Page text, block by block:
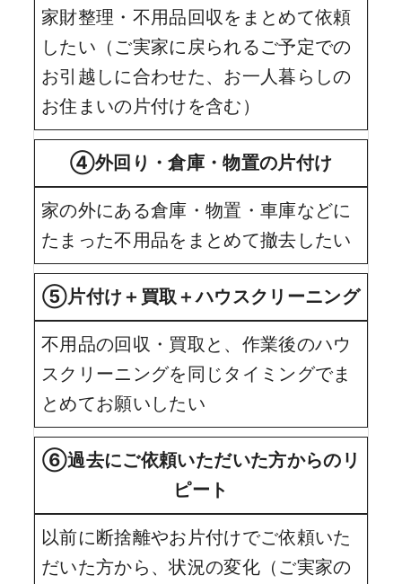
家財整理・不用品回収をまとめて依頼
したい（ご実家に戻られるご予定での
お引越しに合わせた、お一人暮らしの
お住まいの片付けを含む）
④外回り・倉庫・物置の片付け
家の外にある倉庫・物置・車庫などに
たまった不用品をまとめて撤去したい
⑤片付け＋買取＋ハウスクリーニング
不用品の回収・買取と、作業後のハウ
スクリーニングを同じタイミングでま
とめてお願いしたい
⑥過去にご依頼いただいた方からのリ
ピート
以前に断捨離やお片付けでご依頼いた
だいた方から、状況の変化（ご実家の